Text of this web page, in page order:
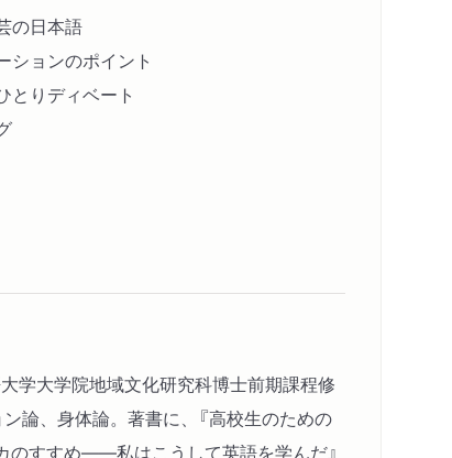
の日本語
ョンのポイント
りディベート
学大学院地域文化研究科博士前期課程修
論、身体論。著書に、『高校生のための
カのすすめ――私はこうして英語を学んだ』